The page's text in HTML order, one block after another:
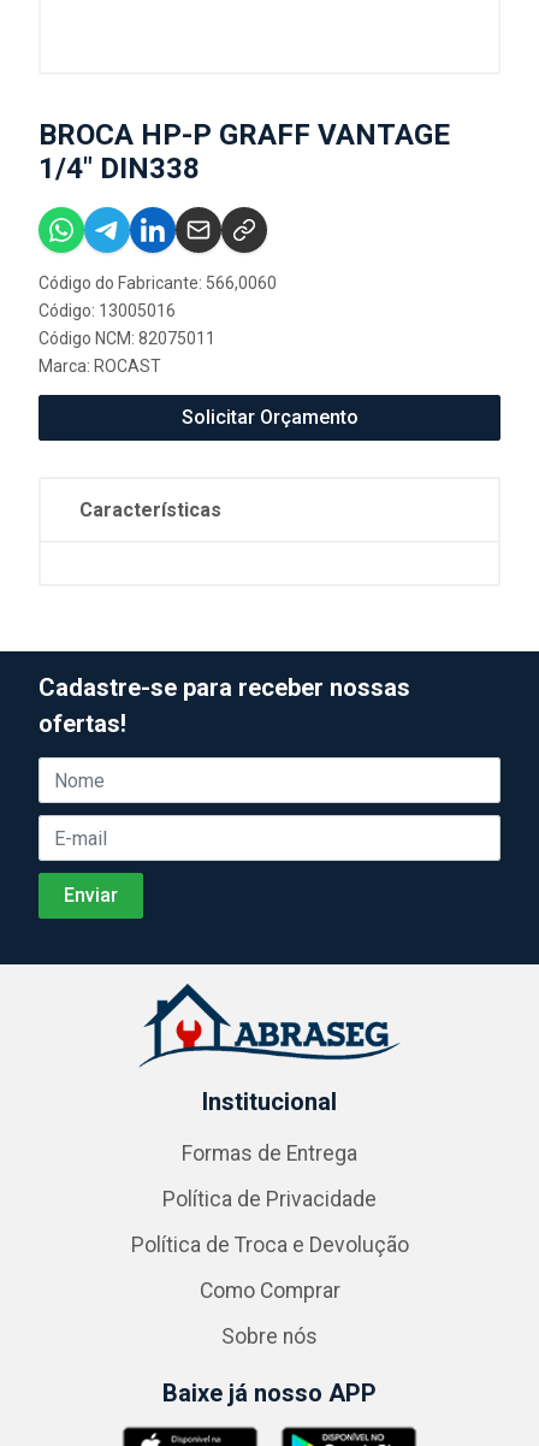
BROCA HP-P GRAFF VANTAGE
1/4" DIN338
Código do Fabricante: 566,0060
Código: 13005016
Código NCM: 82075011
Marca: ROCAST
Solicitar Orçamento
Características
Cadastre-se para receber nossas
ofertas!
Institucional
Formas de Entrega
Política de Privacidade
Política de Troca e Devolução
Como Comprar
Sobre nós
Baixe já nosso APP